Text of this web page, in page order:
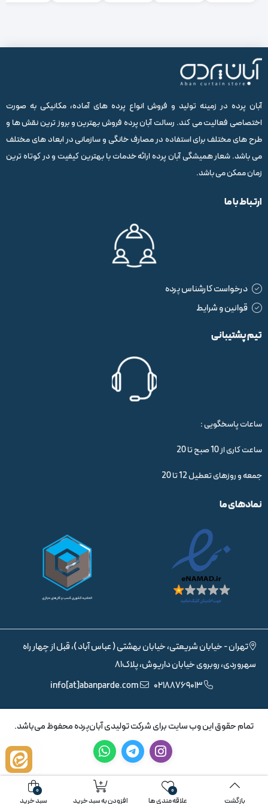
آبان پرده در زمینه تولید و فروش انواع پرده های آماده، مکانیکی به صورت
اختصاصی فعالیت می کند. رسالت آبان پرده فروش بهترین و بروز ترین نقش ها و
طرح های مختلف برای استفاده در مصارف خانگی و سازمانی در ابعاد های مختلف
می باشد. شعار همیشگی آبان پرده ارائه خدمات با بهترین کیفیت و در کوتاه ترین
زمان ممکن می باشد.
ارتباط با ما
درخواست کارشناس پرده
قوانین و شرایط
تیم پشتیبانی
ساعات پاسخگویی :
ساعت کاری از 10 صبح تا 20
جمعه و روزهای تعطیل 12 تا 20
نمادهای ما
تهران - خیابان شریعتی، خیابان بهشتی ( عباس آباد )، قبل از چهار راه
سهروردی، روبروی خیابان داریوش، پلاک81
02188769013
info[at]abanparde.com
تمام حقوق اين وب سايت برای شرکت تولیدی آبان‌پرده محفوظ می‌باشد.
بازگشت
0
علاقه مندی ها افزودن به سبد خرید
0
سبد خرید